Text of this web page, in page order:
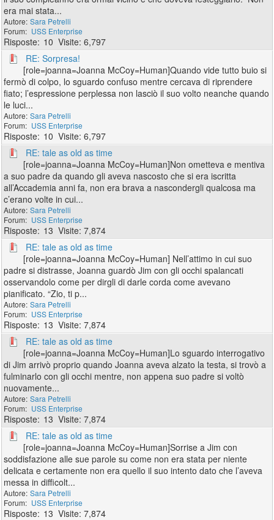
era mai stata...
Sara Petrelli
USS Enterprise
10
6,797
RE: Sorpresa!
[role=joanna=Joanna McCoy=Human]Quando vide tutto buio si
fermò di colpo, lo sguardo confuso mentre cercava di riprendere
fiato; l’espressione perplessa non lasciò il suo volto neanche quando
le luci...
Sara Petrelli
USS Enterprise
10
6,797
RE: tale as old as time
[role=joanna=Joanna McCoy=Human]Non ometteva e mentiva
a suo padre da quando gli aveva nascosto che si era iscritta
all’Accademia anni fa, non era brava a nascondergli qualcosa ma
c’erano volte in cui...
Sara Petrelli
USS Enterprise
13
7,874
RE: tale as old as time
[role=joanna=Joanna McCoy=Human] Nell’attimo in cui suo
padre si distrasse, Joanna guardò Jim con gli occhi spalancati
osservandolo come per dirgli di darle corda come avevano
pianificato. “Zio, ti p...
Sara Petrelli
USS Enterprise
13
7,874
RE: tale as old as time
[role=joanna=Joanna McCoy=Human]Lo sguardo interrogativo
di Jim arrivò proprio quando Joanna aveva alzato la testa, si trovò a
fulminarlo con gli occhi mentre, non appena suo padre si voltò
nuovamente...
Sara Petrelli
USS Enterprise
13
7,874
RE: tale as old as time
[role=joanna=Joanna McCoy=Human]Sorrise a Jim con
soddisfazione alle sue parole su come non era stata per niente
delicata e certamente non era quello il suo intento dato che l’aveva
messa in difficolt...
Sara Petrelli
USS Enterprise
13
7,874